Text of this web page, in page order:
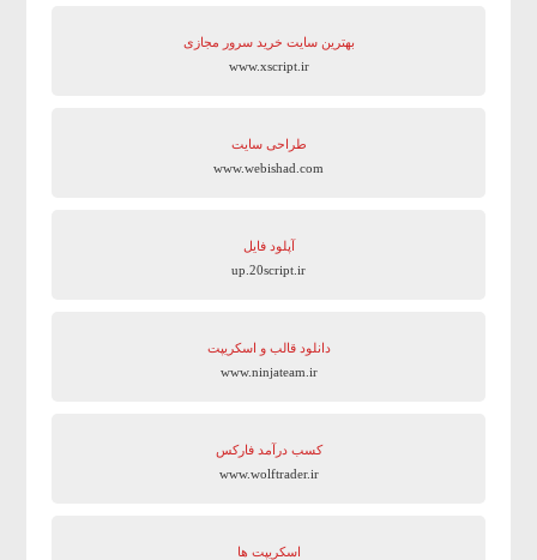
بهترین سایت‌ خرید سرور مجازی
www.xscript.ir
طراحی سایت
www.webishad.com
آپلود فایل
up.20script.ir
دانلود قالب و اسکریپت
www.ninjateam.ir
کسب درآمد فارکس
www.wolftrader.ir
اسکریپت ها